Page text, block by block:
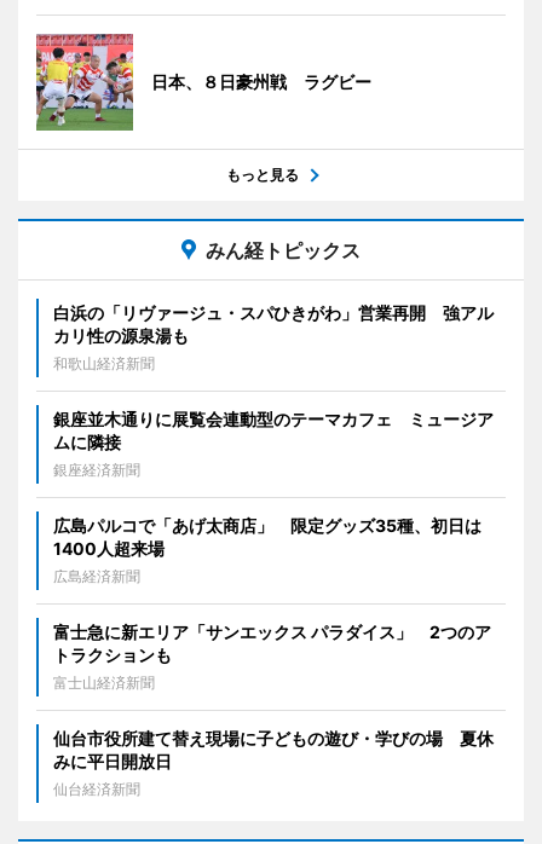
日本、８日豪州戦 ラグビー
もっと見る
みん経トピックス
白浜の「リヴァージュ・スパひきがわ」営業再開 強アル
カリ性の源泉湯も
和歌山経済新聞
銀座並木通りに展覧会連動型のテーマカフェ ミュージア
ムに隣接
銀座経済新聞
広島パルコで「あげ太商店」 限定グッズ35種、初日は
1400人超来場
広島経済新聞
富士急に新エリア「サンエックス パラダイス」 2つのア
トラクションも
富士山経済新聞
仙台市役所建て替え現場に子どもの遊び・学びの場 夏休
みに平日開放日
仙台経済新聞